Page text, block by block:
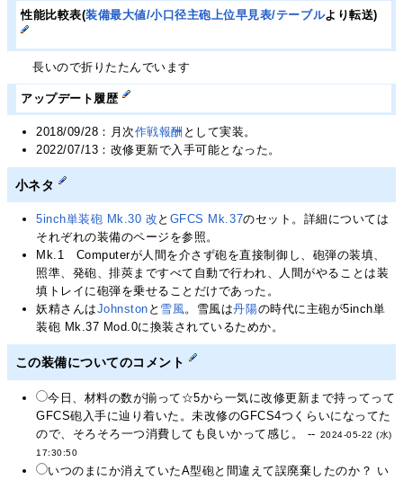
性能比較表(装備最大値/小口径主砲上位早見表/テーブルより転送)
長いので折りたたんでいます
アップデート履歴
2018/09/28：月次作戦報酬 として実装。
2022/07/13：改修更新で入手可能となった。
小ネタ
5inch単装砲 Mk.30 改 と GFCS Mk.37のセット。詳細については
それぞれの装備のページを参照。
Mk.1 Computerが人間を介さず砲を直接制御し、砲弾の装填、
照準、発砲、排莢まですべて自動で行われ、人間がやることは装
填トレイに砲弾を乗せることだけであった。
妖精さんはJohnston と 雪風。雪風は丹陽の時代に主砲が5inch単
装砲 Mk.37 Mod.0に換装されているためか。
この装備についてのコメント
今日、材料の数が揃って☆5から一気に改修更新まで持ってって
GFCS砲入手に辿り着いた。未改修のGFCS4つくらいになってた
ので、そろそろ一つ消費しても良いかって感じ。 -- 2024-05-22 (水)
17:30:50
いつのまにか消えていたA型砲と間違えて誤廃棄したのか？ い